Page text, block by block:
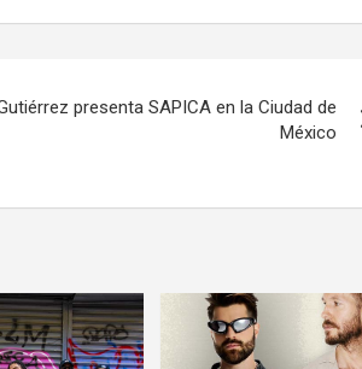
presenta SAPICA en la Ciudad de
México